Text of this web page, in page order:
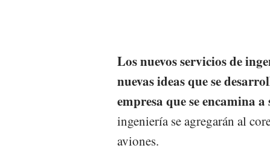
Los nuevos servicios de
nuevas ideas que se
empresa que se encamina a
ingeniería se agregarán al
aviones.